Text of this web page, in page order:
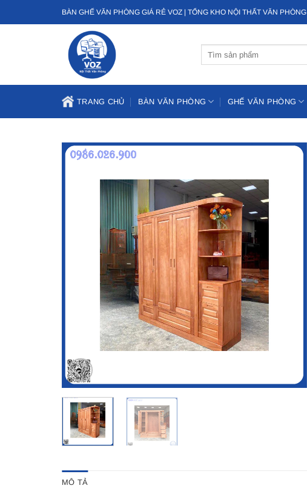
qua
BÀN GHẾ VĂN PHÒNG GIÁ RẺ VOZ | TỔNG KHO NỘI THẤT VĂN PHÒNG
TRANG CHỦ BÀN VĂN PHÒNG GHẾ VĂN PHÒNG
MÔ TẢ